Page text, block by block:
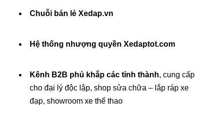
Chuỗi bán lẻ Xedap.vn
Hệ thống nhượng quyền Xedaptot.com
Kênh B2B phủ khắp các tỉnh thành, cung cấp
cho đại lý độc lập, shop sửa chữa – lắp ráp xe
đạp, showroom xe thể thao